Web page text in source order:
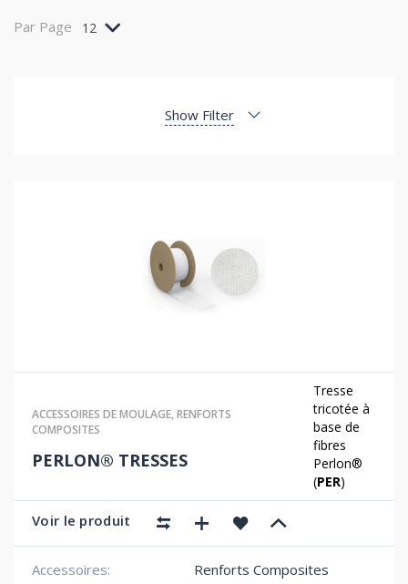
Par Page 12
Show Filter
ACCESSOIRES DE MOULAGE,RENFORTS
COMPOSITES
PERLON® TRESSES
Tresse
tricotée à
base de
fibres
Perlon®
(PER)
Voir le produit
Accessoires:
Renforts Composites